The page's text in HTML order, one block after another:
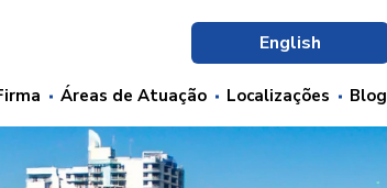
English
Áreas de Atuação Localizações Blog